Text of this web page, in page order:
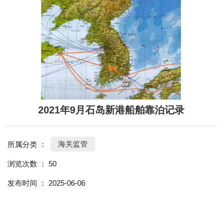
2021年9月石岛新港船舶靠泊记录
所属分类 ： 海关监管
浏览次数 ： 50
发布时间 ： 2025-06-06